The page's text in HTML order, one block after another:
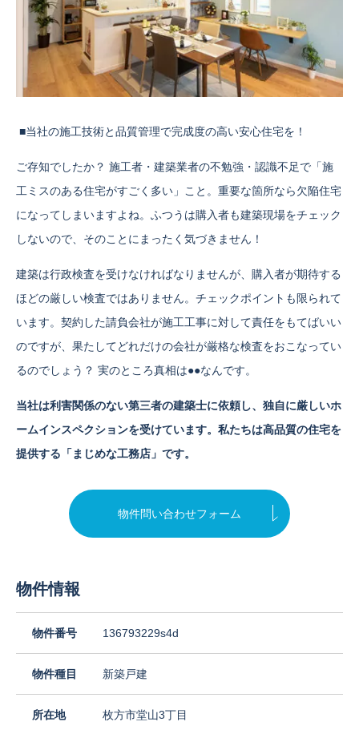
■当社の施工技術と品質管理で完成度の高い安心住宅を！
ご存知でしたか？ 施工者・建築業者の不勉強・認識不足で「施
工ミスのある住宅がすごく多い」こと。重要な箇所なら欠陥住宅
になってしまいますよね。ふつうは購入者も建築現場をチェック
しないので、そのことにまったく気づきません！
建築は行政検査を受けなければなりませんが、購入者が期待する
ほどの厳しい検査ではありません。チェックポイントも限られて
います。契約した請負会社が施工工事に対して責任をもてばいい
のですが、果たしてどれだけの会社が厳格な検査をおこなってい
るのでしょう？ 実のところ真相は●●なんです。
当社は利害関係のない第三者の建築士に依頼し、独自に厳しいホ
ームインスペクションを受けています。私たちは高品質の住宅を
提供する「まじめな工務店」です。
物件問い合わせフォーム
物件情報
物件番号 136793229s4d
物件種目 新築戸建
所在地 枚方市堂山3丁目